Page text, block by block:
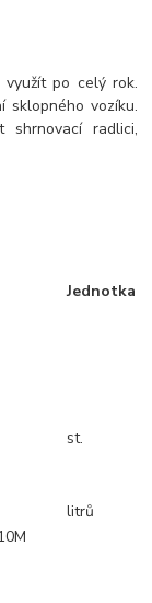
využít po celý rok.
sklopného vozíku.
shrnovací radlici,
Jednotka
st.
litrů